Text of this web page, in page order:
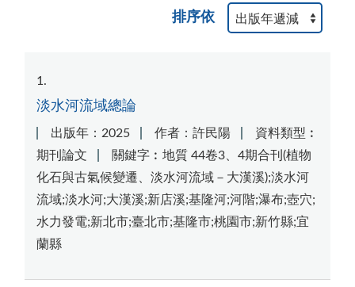
排序依
1
淡水河流域總論
出版年：2025 作者：許民陽
資料類型︰
期刊論文
關鍵字︰地質 44卷3、4期合刊(植物
化石與古氣候變遷、淡水河流域－大漢溪);淡水河
流域;淡水河;大漢溪;新店溪;基隆河;河階;瀑布;壺穴;
水力發電;新北市;臺北市;基隆市;桃園市;新竹縣;宜
蘭縣